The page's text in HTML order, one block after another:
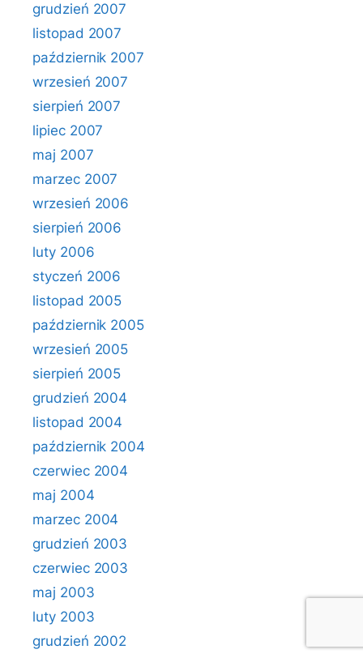
grudzień 2007
listopad 2007
październik 2007
wrzesień 2007
sierpień 2007
lipiec 2007
maj 2007
marzec 2007
wrzesień 2006
sierpień 2006
luty 2006
styczeń 2006
listopad 2005
październik 2005
wrzesień 2005
sierpień 2005
grudzień 2004
listopad 2004
październik 2004
czerwiec 2004
maj 2004
marzec 2004
grudzień 2003
czerwiec 2003
maj 2003
luty 2003
grudzień 2002